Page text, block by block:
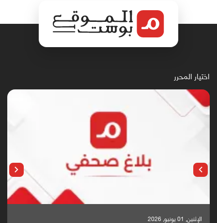
اختيار المحرر
الإثنين, 01 يونيو, 2026